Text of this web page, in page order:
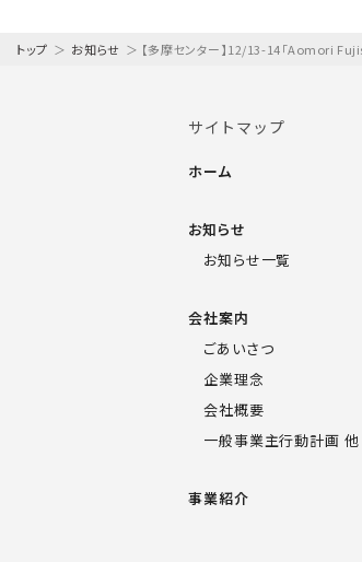
トップ ＞ お知らせ ＞ 【多摩センター】12/13-14「Aomori
サイトマップ
ホーム
お知らせ
お知らせ一覧
会社案内
ごあいさつ
企業理念
会社概要
一般事業主行動計画 他
事業紹介